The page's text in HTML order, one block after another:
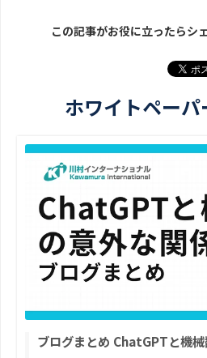
この記事がお役に立ったらシ
ホワイトペーパ
ブログまとめ ChatGPTと機